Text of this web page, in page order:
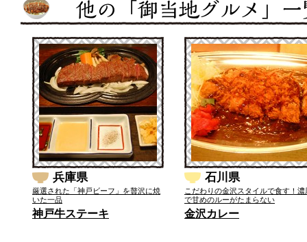
兵庫県
厳選された「神戸ビーフ」を贅沢に焼
いた一品
神戸牛ステーキ
石川県
こだわりの金沢スタイルで食す！濃
で甘めのルーがたまらない
金沢カレー